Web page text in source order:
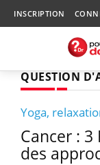
INSCRIPTION
QUESTION
Yoga,
Cancer :
des